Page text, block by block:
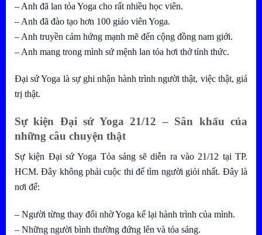
– Anh đã lan tỏa Yoga cho rất nhiều học viên.
– Anh đã đào tạo hơn 100 giáo viên Yoga.
– Anh truyền cảm hứng mạnh mẽ đến cộng đồng nam giới.
– Anh mang trong mình sứ mệnh lan tỏa hơi thở tỉnh thức.
Đại sứ Yoga là sự ghi nhận hành trình người thật, việc thật, giá
trị thật.
Sự kiện Đại sứ Yoga 21/12 – Sân khấu của
những câu chuyện thật
Sự kiện Đại sứ Yoga Tỏa sáng sẽ diễn ra vào 21/12 tại TP.
HCM. Đây không phải cuộc thi để tìm người giỏi nhất. Đây là
nơi để:
– Người từng thay đổi nhờ Yoga kể lại hành trình của mình.
– Những người bình thường đứng lên và tỏa sáng.